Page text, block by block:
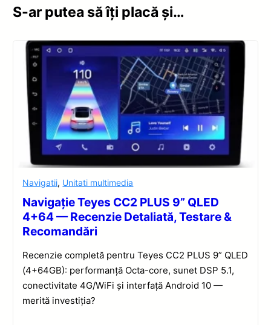
S-ar putea să îți placă și…
Navigatii, Unitati multimedia
Navigație Teyes CC2 PLUS 9” QLED
4+64 — Recenzie Detaliată, Testare &
Recomandări
Recenzie completă pentru Teyes CC2 PLUS 9” QLED
(4+64GB): performanță Octa-core, sunet DSP 5.1,
conectivitate 4G/WiFi și interfață Android 10 —
merită investiția?